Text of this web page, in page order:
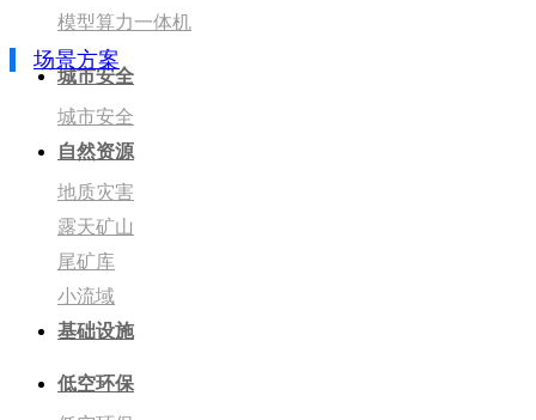
模型算力一体机
场景方案
城市安全
城市安全
自然资源
地质灾害
露天矿山
尾矿库
小流域
基础设施
低空环保